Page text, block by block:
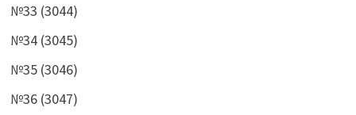
№33 (3044)
№34 (3045)
№35 (3046)
№36 (3047)